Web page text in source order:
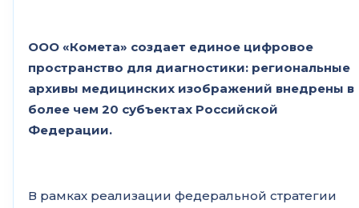
ООО «Комета» создает единое цифровое
пространство для диагностики: региональные
архивы медицинских изображений внедрены в
более чем 20 субъектах Российской
Федерации.
В рамках реализации федеральной стратегии